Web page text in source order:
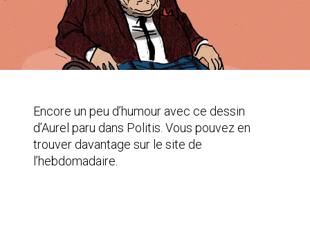
Encore un peu d’humour avec ce dessin
d’Aurel paru dans Politis. Vous pouvez en
trouver davantage sur le site de
l’hebdomadaire.